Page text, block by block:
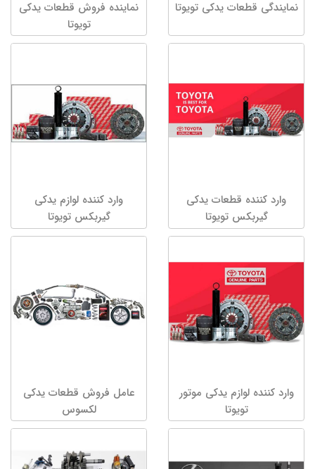
نمایندگی قطعات یدکی تویوتا
نماینده فروش قطعات یدکی
تویوتا
وارد کننده قطعات یدکی
گیربکس تویوتا
وارد کننده لوازم یدکی
گیربکس تویوتا
وارد کننده لوازم یدکی موتور
تویوتا
عامل فروش قطعات یدکی
لکسوس